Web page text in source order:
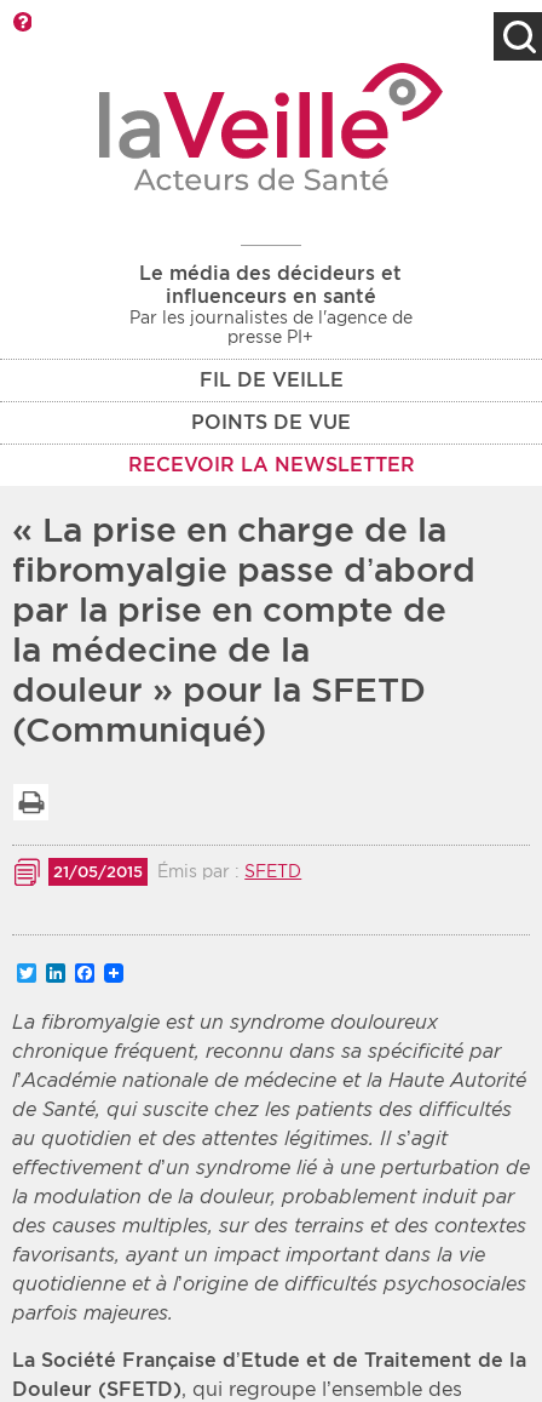
Le média des décideurs et
influenceurs en santé
Par les journalistes de l'agence de
presse PI+
FIL DE VEILLE
POINTS DE VUE
RECEVOIR LA NEWSLETTER
Rendez-vous des 7
prochains jours
Recherche par mots clés
Type d'information
Rendez-vous
Protection sociale
Médico-social
Zone géographique
Période
Choisir une date de débutChoisir une date de fin
Inversé
« La prise en charge de la
fibromyalgie passe d’abord
par la prise en compte de
la médecine de la
douleur » pour la SFETD
(Communiqué)
21/05/2015 Émis par : SFETD
TwitterLinkedInFacebook
La fibromyalgie est un syndrome douloureux
chronique fréquent, reconnu dans sa spécificité par
l’Académie nationale de médecine et la Haute Autorité
de Santé, qui suscite chez les patients des difficultés
au quotidien et des attentes légitimes. Il s’agit
effectivement d’un syndrome lié à une perturbation de
la modulation de la douleur, probablement induit par
des causes multiples, sur des terrains et des contextes
favorisants, ayant un impact important dans la vie
quotidienne et à l’origine de difficultés psychosociales
parfois majeures.
La Société Française d’Etude et de Traitement de la
Douleur (SFETD), qui regroupe l’ensemble des